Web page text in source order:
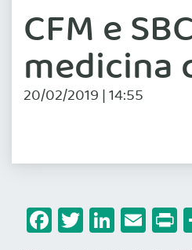
CFM e
medicina
20/02/2019 | 14:55
Facebook
Twitter